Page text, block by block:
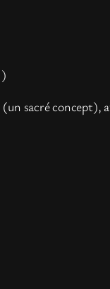
sacré concept),